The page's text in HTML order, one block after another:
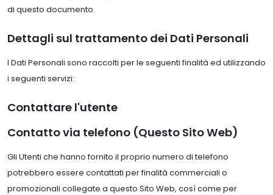
di questo documento.
Dettagli sul trattamento dei Dati Personali
I Dati Personali sono raccolti per le seguenti finalità ed utilizzando
i seguenti servizi:
Contattare l'utente
Contatto via telefono (Questo Sito Web)
Gli Utenti che hanno fornito il proprio numero di telefono
potrebbero essere contattati per finalità commerciali o
promozionali collegate a questo Sito Web, così come per